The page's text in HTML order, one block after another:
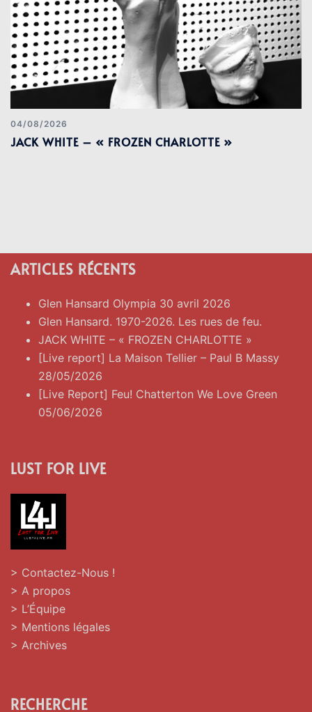
04/08/2026
JACK WHITE – « FROZEN CHARLOTTE »
ARTICLES RÉCENTS
Glen Hansard Olympia 30 avril 2026
Glen Hansard. 1970-2026. Les rues de feu.
JACK WHITE – « FROZEN CHARLOTTE »
[Live report] La Maison Tellier – Paul B Massy
28/05/2026
[Live Report] Feu! Chatterton We Love Green
05/06/2026
LUST FOR LIVE
> Contactez-Nous !
> A propos
> L’Équipe
> Mentions légales
> Archives
RECHERCHE